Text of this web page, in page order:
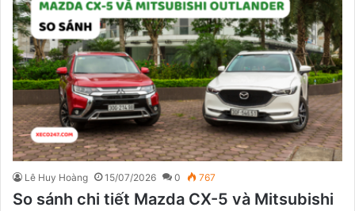
Lê Huy Hoàng 15/07/2026 0 767
So sánh chi tiết Mazda CX-5 và Mitsubishi